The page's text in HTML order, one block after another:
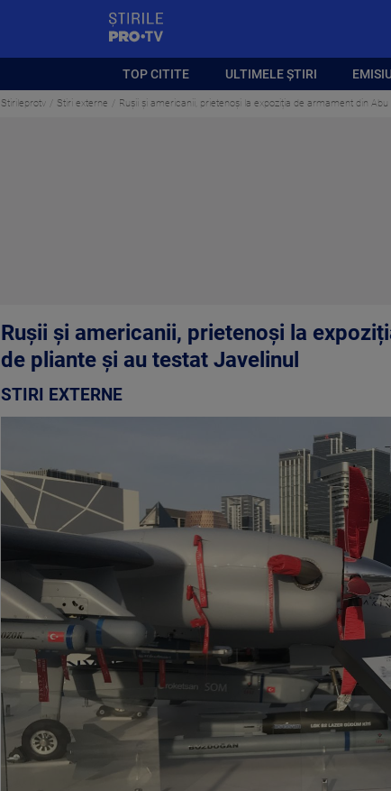
TOP CITITE ULTIMELE ȘTIRI
Stirileprotv Stiri externe Rușii și americanii, prietenoși la expoziția de armament din
Rușii și americanii, prietenoși la
de pliante și au testat Javelinul
STIRI EXTERNE